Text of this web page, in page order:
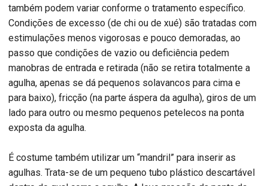
também podem variar conforme o tratamento específico.
Condições de excesso (de chi ou de xué) são tratadas com
estimulações menos vigorosas e pouco demoradas, ao
passo que condições de vazio ou deficiência pedem
manobras de entrada e retirada (não se retira totalmente a
agulha, apenas se dá pequenos solavancos para cima e
para baixo), fricção (na parte áspera da agulha), giros de um
lado para outro ou mesmo pequenos petelecos na ponta
exposta da agulha.
É costume também utilizar um “mandril” para inserir as
agulhas. Trata-se de um pequeno tubo plástico descartável